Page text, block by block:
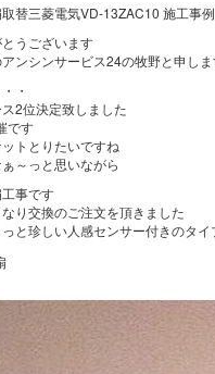
替三菱電気VD-13ZAC10 施工事例
うございます
ンシンサービス24の牧野と申し
・
2位決定致しました
です
トとりたいですね
～っと思いながら
事です
り交換のご注文を頂きました
と珍しい人感センサー付きのタイ